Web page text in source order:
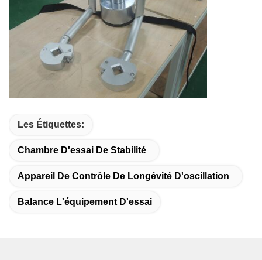
Les Étiquettes:
Chambre D'essai De Stabilité
Appareil De Contrôle De Longévité D'oscillation
Balance L'équipement D'essai